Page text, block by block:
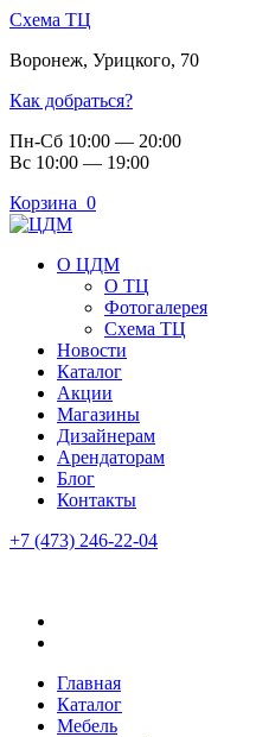
Схема ТЦ
Воронеж, Урицкого, 70
Как добраться?
Пн-Сб 10:00 — 20:00
Вс 10:00 — 19:00
Корзина 0
О ЦДМ
О ТЦ
Фотогалерея
Схема ТЦ
Новости
Каталог
Акции
Магазины
Дизайнерам
Арендаторам
Блог
Контакты
+7 (473) 246-22-04
Главная
Каталог
Мебель